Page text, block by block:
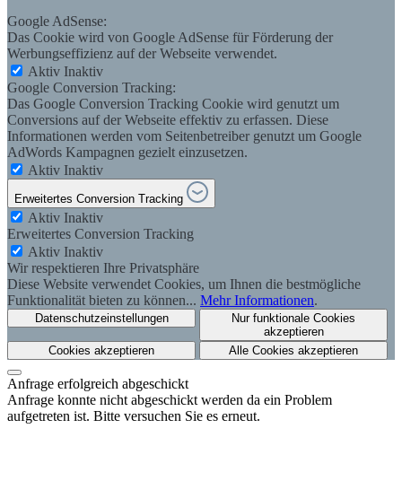
Google AdSense:
Das Cookie wird von Google AdSense für Förderung der
Werbungseffizienz auf der Webseite verwendet.
Aktiv Inaktiv
Google Conversion Tracking:
Das Google Conversion Tracking Cookie wird genutzt um
Conversions auf der Webseite effektiv zu erfassen. Diese
Informationen werden vom Seitenbetreiber genutzt um Google
AdWords Kampagnen gezielt einzusetzen.
Aktiv Inaktiv
Erweitertes Conversion Tracking
Aktiv Inaktiv
Erweitertes Conversion Tracking
Aktiv Inaktiv
Wir respektieren Ihre Privatsphäre
Diese Website verwendet Cookies, um Ihnen die bestmögliche
Funktionalität bieten zu können... Mehr Informationen.
Datenschutzeinstellungen
Nur funktionale Cookies
akzeptieren
Cookies akzeptieren
Alle Cookies akzeptieren
Anfrage erfolgreich abgeschickt
Anfrage konnte nicht abgeschickt werden da ein Problem
aufgetreten ist. Bitte versuchen Sie es erneut.